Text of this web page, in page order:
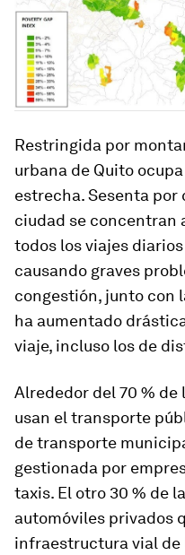
Restringida por
urbana de Quito
estrecha. Sesenta
ciudad se concentran
todos los viajes
causando graves
congestión, junto con
ha aumentado
viaje, incluso los de
Alrededor del 70 %
usan el transporte
de transporte
gestionada por
taxis. El otro 30 % de
automóviles privados
infraestructura vial de